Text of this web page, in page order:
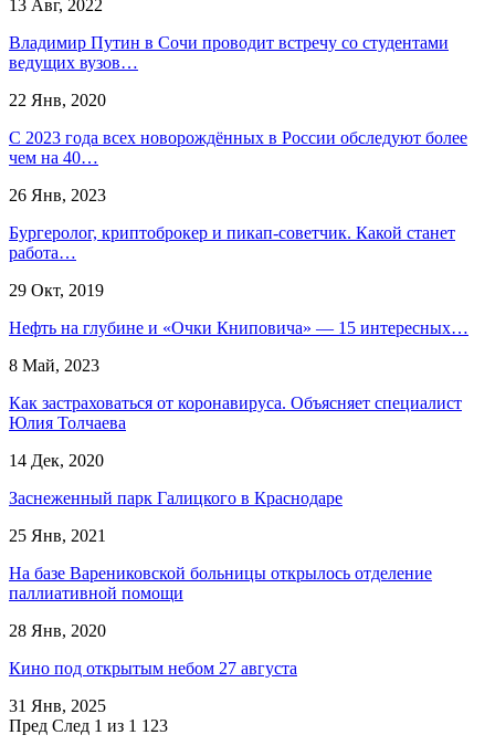
13 Авг, 2022
Владимир Путин в Сочи проводит встречу со студентами
ведущих вузов…
22 Янв, 2020
С 2023 года всех новорождённых в России обследуют более
чем на 40…
26 Янв, 2023
Бургеролог, криптоброкер и пикап-советчик. Какой станет
работа…
29 Окт, 2019
Нефть на глубине и «Очки Книповича» — 15 интересных…
8 Май, 2023
Как застраховаться от коронавируса. Объясняет специалист
Юлия Толчаева
14 Дек, 2020
Заснеженный парк Галицкого в Краснодаре
25 Янв, 2021
На базе Варениковской больницы открылось отделение
паллиативной помощи
28 Янв, 2020
Кино под открытым небом 27 августа
31 Янв, 2025
Пред След 1 из 1 123